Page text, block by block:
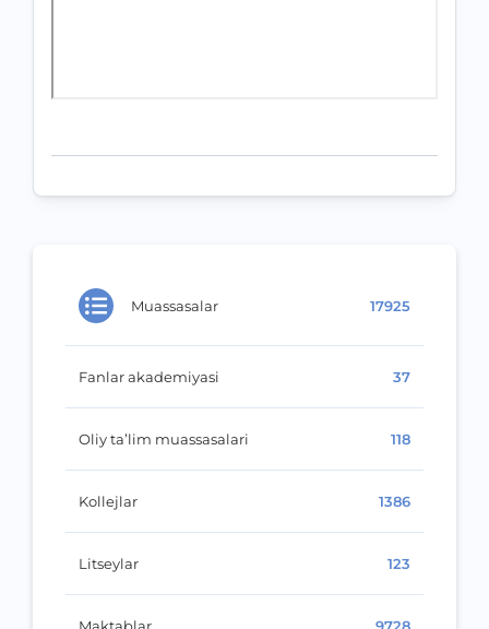
Muassasalar 17925
Fanlar akademiyasi 37
Oliy ta’lim muassasalari 118
Kollejlar 1386
Litseylar 123